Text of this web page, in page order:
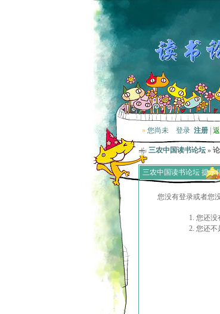
» 您尚未 登录 注册
三农中国读书论坛 »
三农中国读书论坛 提示
您没有登录或者您
您还没
您还不